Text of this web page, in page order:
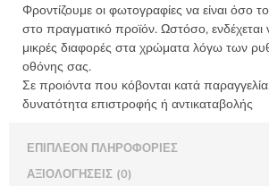
8062
ΛΧ
+
ΕΧ
ποσότητα
Φροντίζουμε οι φωτογραφίες να είναι όσο
στο πραγματικό προϊόν. Ωστόσο,
μικρές διαφορές στα χρώματα λόγω των
οθόνης σας.
Σε προιόντα που κόβονται κατά
δυνατότητα επιστροφής ή αντικαταβολής
ΕΠΙΠΛΈΟΝ ΠΛΗΡΟΦΟΡΊΕΣ
ΑΞΙΟΛΟΓΉΣΕΙΣ (0)